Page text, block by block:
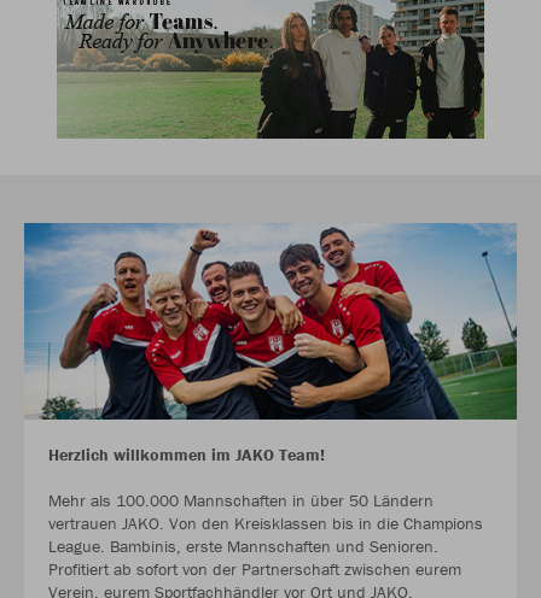
Herzlich willkommen im JAKO Team!
Mehr als 100.000 Mannschaften in über 50 Ländern
vertrauen JAKO. Von den Kreisklassen bis in die Champions
League. Bambinis, erste Mannschaften und Senioren.
Profitiert ab sofort von der Partnerschaft zwischen eurem
Verein, eurem Sportfachhändler vor Ort und JAKO.